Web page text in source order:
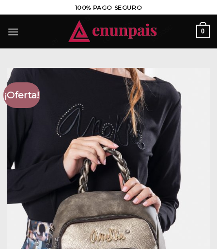
al
contenido
100% PAGO SEGURO
0
¡Oferta!